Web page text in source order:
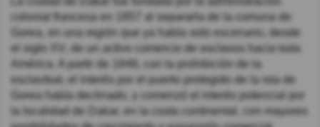
colonial francesa en 1857 al separarla de la comuna de
Gorea, en una región que ya había sido escenario, desde
el siglo XV, de un activo comercio de esclavos hacia toda
América. A partir de 1848, con la prohibición de la
esclavitud, el interés por el puerto protegido de la isla de
Gorea había declinado, y comenzó el interés potencial por
la localidad de Dakar, en la costa continental, con mayores